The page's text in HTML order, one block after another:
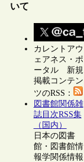
いて
カレントアウ
ェアネス・ポ
ータル 新規
掲載コンテン
ツのRSS：
図書館関係雑
誌目次RSS集
（国内）
日本の図書
館・図書館情
報学関係情報